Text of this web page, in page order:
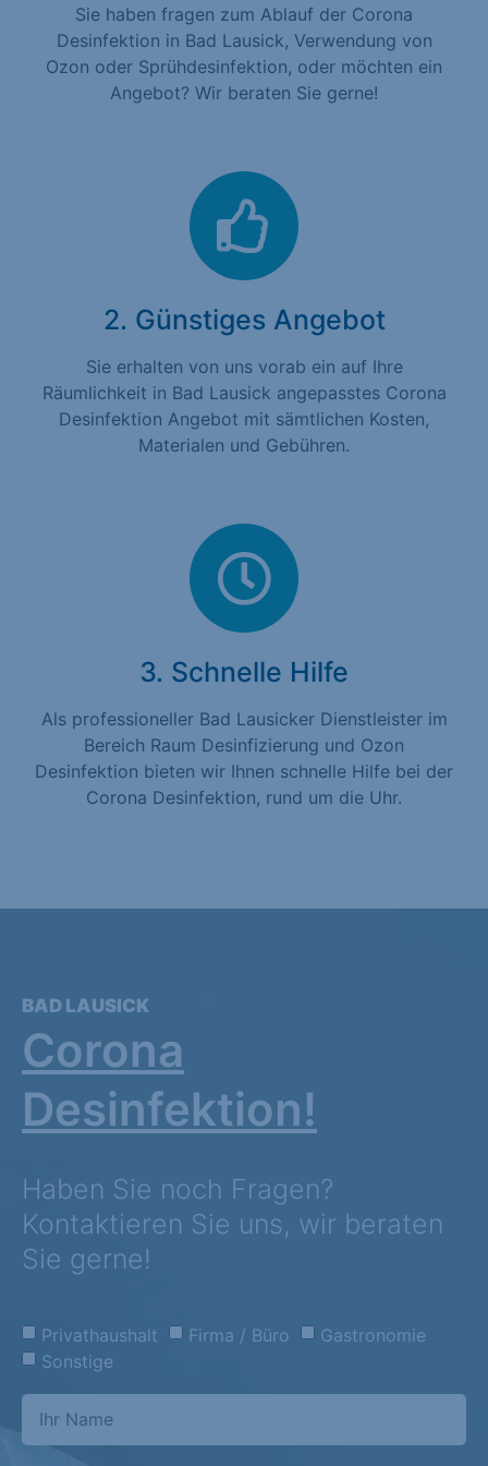
Sie haben fragen zum Ablauf der Corona
Desinfektion in Bad Lausick, Verwendung von
Ozon oder Sprühdesinfektion, oder möchten ein
Angebot? Wir beraten Sie gerne!
2. Günstiges Angebot
Sie erhalten von uns vorab ein auf Ihre
Räumlichkeit in Bad Lausick angepasstes Corona
Desinfektion Angebot mit sämtlichen Kosten,
Materialen und Gebühren.
3. Schnelle Hilfe
Als professioneller Bad Lausicker Dienstleister im
Bereich Raum Desinfizierung und Ozon
Desinfektion bieten wir Ihnen schnelle Hilfe bei der
Corona Desinfektion, rund um die Uhr.
BAD LAUSICK
Corona
Desinfektion!
Haben Sie noch Fragen?
Kontaktieren Sie uns, wir beraten
Sie gerne!
Privathaushalt Firma / Büro
Gastronomie
Sonstige